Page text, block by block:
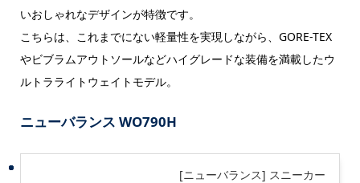
いおしゃれなデザインが特徴です。
こちらは、これまでにない軽量性を実現しながら、GORE-TEX
やビブラムアウトソールなどハイグレードな装備を満載したウ
ルトラライトウェイトモデル。
ニューバランス WO790H
[ニューバランス] スニーカー